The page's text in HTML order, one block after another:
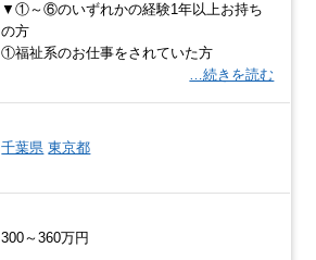
▼①～⑥のいずれかの経験1年以上お持ち
の方
①福祉系のお仕事をされていた方
…続きを読む
千葉県 東京都
300～360万円